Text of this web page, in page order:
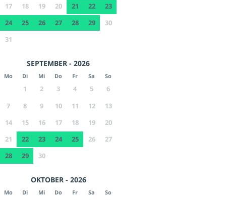
17
18 19 20 21 22
23
24
25 26 27 28 29
30
31
SEPTEMBER - 2026
Mo Di Mi Do Fr Sa So
1 2 3 4 5
6
7
8 9 10 11 12
13
14
15 16 17 18 19
20
21
22 23 24 25 26
27
28
29 30
OKTOBER - 2026
Mo Di Mi Do Fr Sa So